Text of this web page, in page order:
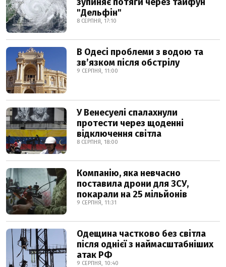
"Дельфін"
8 СЕРПНЯ, 17:10
В Одесі проблеми з водою та
звʼязком після обстрілу
9 СЕРПНЯ, 11:00
У Венесуелі спалахнули
протести через щоденні
відключення світла
8 СЕРПНЯ, 18:00
Компанію, яка невчасно
поставила дрони для ЗСУ,
покарали на 25 мільйонів
9 СЕРПНЯ, 11:31
Одещина частково без світла
після однієї з наймасштабніших
атак РФ
9 СЕРПНЯ, 10:40